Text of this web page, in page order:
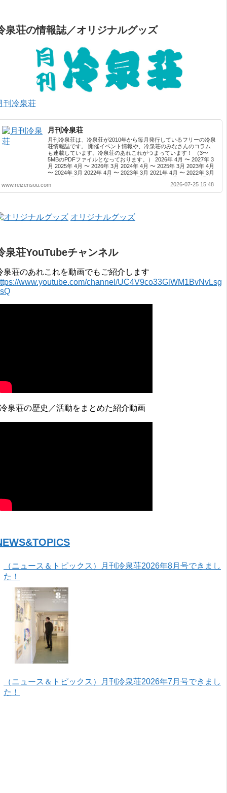
泉荘の情報誌／オリジナルグッズ
刊冷泉荘
月刊冷泉荘
月刊冷泉荘は、冷泉荘が2010年から毎月発行しているフリーの冷泉
荘情報誌です。 開催イベント情報や、冷泉荘のみなさんのコラム
も連載しています。冷泉荘のあれこれがつまっています！ （3〜
5MBのPDFファイルとなっております。） 2026年 4月 〜 2027年 3
月 2025年 4月 〜 2026年 3月 2024年 4月 〜 2025年 3月 2023年 4月
〜 2024年 3月 2022年 4月 〜 2023年 3月 2021年 4月 〜 2022年 3月
2019年 3月 2017年 4月 〜 2018年 3月 2016年 4月 〜 2017年 3月
2015年 4月 〜 2016年 3月 2014年 4月 〜 2015年 3月 2013...
www.reizensou.com 2026-07-25 15:48
オリジナルグッズ
泉荘YouTubeチャンネル
泉荘のあれこれを動画でもご紹介します
www.youtube.com/channel/UC4V9co33GlWM1BvNvLsg
泉荘の歴史／活動をまとめた紹介動画
（ニュース＆トピックス）月刊冷泉荘2026年8月号できまし
た！
（ニュース＆トピックス）月刊冷泉荘2026年7月号できまし
た！